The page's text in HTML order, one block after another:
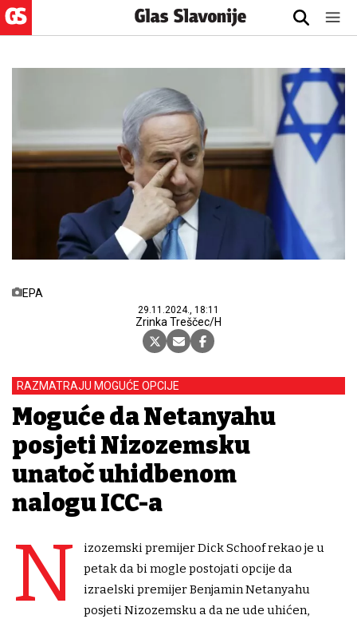
EPA
29.11.2024., 18:11
Zrinka Treščec/H
RAZMATRAJU MOGUĆE OPCIJE
Moguće da Netanyahu
posjeti Nizozemsku
unatoč uhidbenom
nalogu ICC-a
N
izozemski premijer Dick Schoof rekao je u
petak da bi mogle postojati opcije da
izraelski premijer Benjamin Netanyahu
posjeti Nizozemsku a da ne ude uhićen,